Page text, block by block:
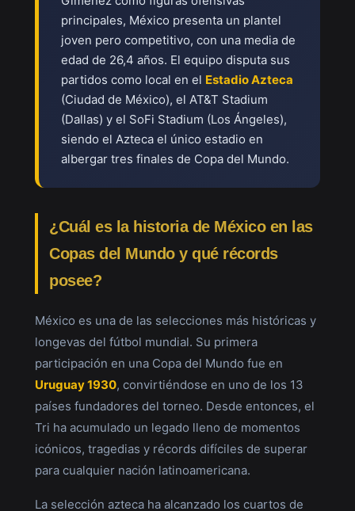
principales, México presenta un plantel
joven pero competitivo, con una media de
edad de 26,4 años. El equipo disputa sus
partidos como local en el Estadio Azteca
(Ciudad de México), el AT&T Stadium
(Dallas) y el SoFi Stadium (Los Ángeles),
siendo el Azteca el único estadio en
albergar tres finales de Copa del Mundo.
¿Cuál es la historia de México en las
Copas del Mundo y qué récords
posee?
México es una de las selecciones más históricas y
longevas del fútbol mundial. Su primera
participación en una Copa del Mundo fue en
Uruguay 1930, convirtiéndose en uno de los 13
países fundadores del torneo. Desde entonces, el
Tri ha acumulado un legado lleno de momentos
icónicos, tragedias y récords difíciles de superar
para cualquier nación latinoamericana.
La selección azteca ha alcanzado los cuartos de